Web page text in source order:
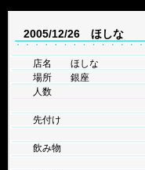
2005/12/26 ほしな
店名 ほしな
場所 銀座
人数
先付け
飲み物